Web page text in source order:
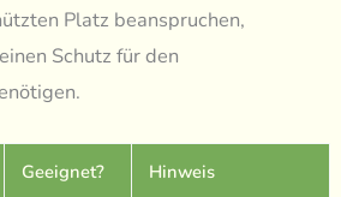
Platz beanspruchen,
Schutz für den
Geeignet? Hinweis